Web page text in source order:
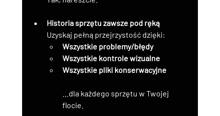
Historia sprzętu zawsze pod ręką
Uzyskaj pełną przejrzystość dzięki:
Wszystkie problemy/błędy
Wszystkie kontrole wizualne
Wszystkie pliki konserwacyjne
…dla każdego sprzętu w Twojej
flocie.